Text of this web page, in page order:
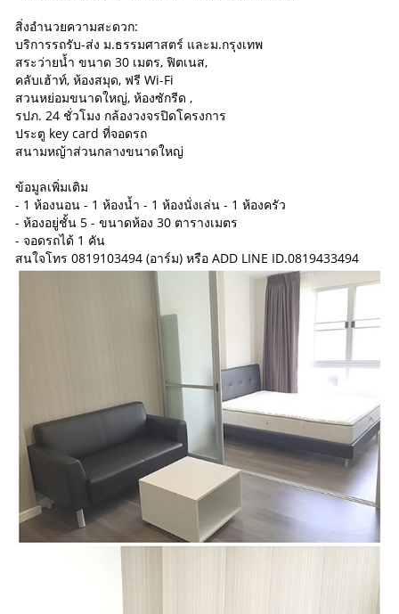
สิ่งอำนวยความสะดวก:
บริการรถรับ-ส่ง ม.ธรรมศาสตร์ และม.กรุงเทพ
สระว่ายน้ำ ขนาด 30 เมตร, ฟิตเนส,
คลับเฮ้าท์, ห้องสมุด, ฟรี Wi-Fi
สวนหย่อมขนาดใหญ่, ห้องซักรีด ,
รปภ. 24 ชั่วโมง กล้องวงจรปิดโครงการ
ประตู key card ที่จอดรถ
สนามหญ้าส่วนกลางขนาดใหญ่
ข้อมูลเพิ่มเติม
- 1 ห้องนอน - 1 ห้องน้ำ - 1 ห้องนั่งเล่น - 1 ห้องครัว
- ห้องอยู่ชั้น 5 - ขนาดห้อง 30 ตารางเมตร
- จอดรถได้ 1 คัน
สนใจโทร 0819103494 (อาร์ม) หรือ ADD LINE ID.0819433494